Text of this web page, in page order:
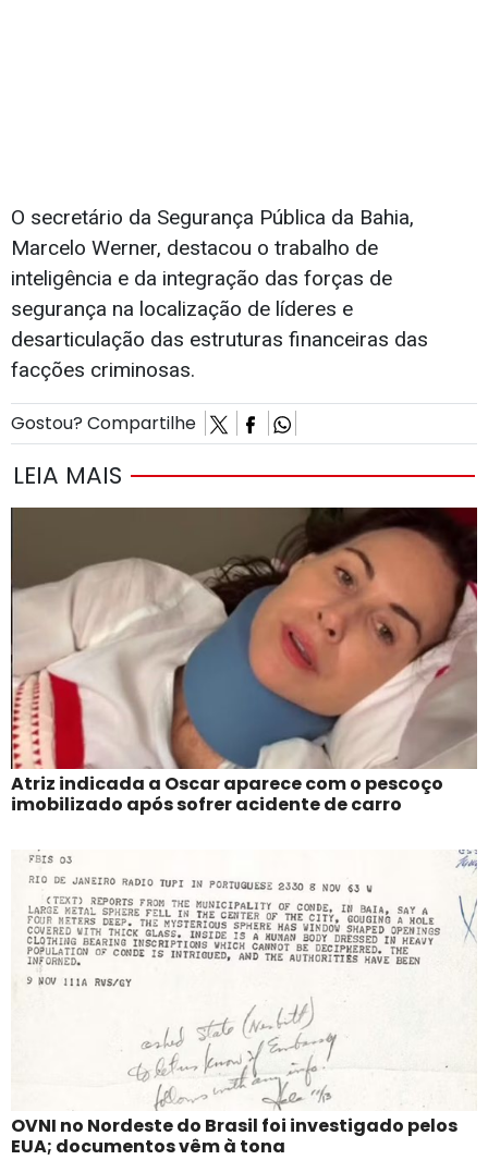
O secretário da Segurança Pública da Bahia,
Marcelo Werner, destacou o trabalho de
inteligência e da integração das forças de
segurança na localização de líderes e
desarticulação das estruturas financeiras das
facções criminosas.
Gostou? Compartilhe
LEIA MAIS
Atriz indicada a Oscar aparece com o pescoço
imobilizado após sofrer acidente de carro
OVNI no Nordeste do Brasil foi investigado pelos
EUA; documentos vêm à tona